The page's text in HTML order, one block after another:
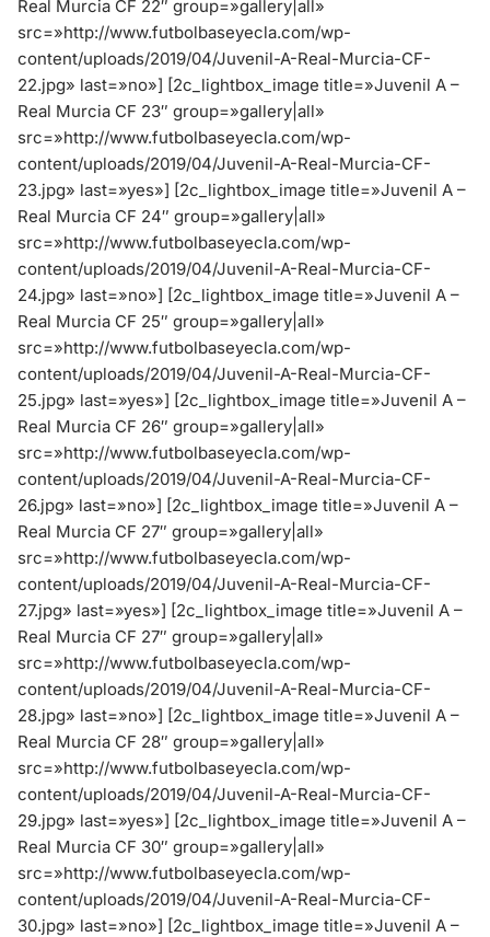
Real Murcia CF 22″ group=»gallery|all»
src=»http://www.futbolbaseyecla.com/wp-
content/uploads/2019/04/Juvenil-A-Real-Murcia-CF-
22.jpg» last=»no»] [2c_lightbox_image title=»Juvenil A –
Real Murcia CF 23″ group=»gallery|all»
src=»http://www.futbolbaseyecla.com/wp-
content/uploads/2019/04/Juvenil-A-Real-Murcia-CF-
23.jpg» last=»yes»] [2c_lightbox_image title=»Juvenil A –
Real Murcia CF 24″ group=»gallery|all»
src=»http://www.futbolbaseyecla.com/wp-
content/uploads/2019/04/Juvenil-A-Real-Murcia-CF-
24.jpg» last=»no»] [2c_lightbox_image title=»Juvenil A –
Real Murcia CF 25″ group=»gallery|all»
src=»http://www.futbolbaseyecla.com/wp-
content/uploads/2019/04/Juvenil-A-Real-Murcia-CF-
25.jpg» last=»yes»] [2c_lightbox_image title=»Juvenil A –
Real Murcia CF 26″ group=»gallery|all»
src=»http://www.futbolbaseyecla.com/wp-
content/uploads/2019/04/Juvenil-A-Real-Murcia-CF-
26.jpg» last=»no»] [2c_lightbox_image title=»Juvenil A –
Real Murcia CF 27″ group=»gallery|all»
src=»http://www.futbolbaseyecla.com/wp-
content/uploads/2019/04/Juvenil-A-Real-Murcia-CF-
27.jpg» last=»yes»] [2c_lightbox_image title=»Juvenil A –
Real Murcia CF 27″ group=»gallery|all»
src=»http://www.futbolbaseyecla.com/wp-
content/uploads/2019/04/Juvenil-A-Real-Murcia-CF-
28.jpg» last=»no»] [2c_lightbox_image title=»Juvenil A –
Real Murcia CF 28″ group=»gallery|all»
src=»http://www.futbolbaseyecla.com/wp-
content/uploads/2019/04/Juvenil-A-Real-Murcia-CF-
29.jpg» last=»yes»] [2c_lightbox_image title=»Juvenil A –
Real Murcia CF 30″ group=»gallery|all»
src=»http://www.futbolbaseyecla.com/wp-
content/uploads/2019/04/Juvenil-A-Real-Murcia-CF-
30.jpg» last=»no»] [2c_lightbox_image title=»Juvenil A –